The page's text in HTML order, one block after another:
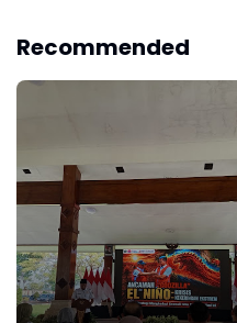
Recommended